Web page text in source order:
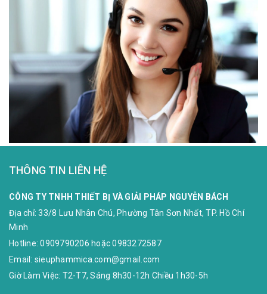
THÔNG TIN LIÊN HỆ
CÔNG TY TNHH THIẾT BỊ VÀ GIẢI PHÁP NGUYỄN BÁCH
Địa chỉ:33/8 Lưu Nhân Chú, Phường Tân Sơn Nhất, TP. Hồ Chí
Minh
Hotline:0909790206 hoặc0983272587
Email: sieuphammica.com@gmail.com
Giờ Làm Việc: T2-T7, Sáng 8h30-12h Chiều 1h30-5h